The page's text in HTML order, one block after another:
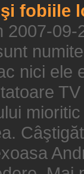
fobiile
2007-09-
nici ele
TV